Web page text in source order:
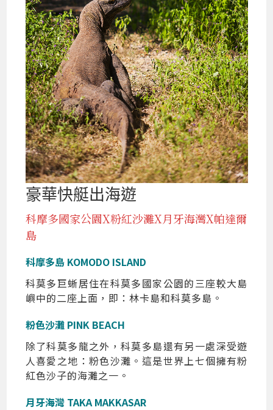
豪華快艇出海遊
科摩多國家公園X粉紅沙灘X月牙海灣X帕達爾
島
科摩多島 KOMODO ISLAND
科莫多巨蜥居住在科莫多國家公園的三座較大島
嶼中的二座上面，即：林卡島和科莫多島。
粉色沙灘 PINK BEACH
除了科莫多龍之外，科莫多島還有另一處深受遊
人喜愛之地：粉色沙灘。這是世界上七個擁有粉
紅色沙子的海灘之一。
月牙海灣 TAKA MAKKASAR